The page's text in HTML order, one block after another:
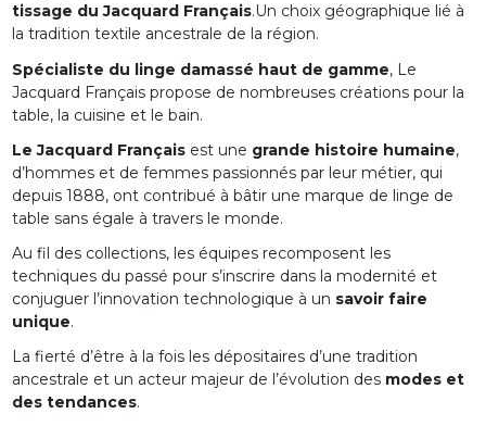
tissage du Jacquard Français.Un choix géographique lié à
la tradition textile ancestrale de la région.
Spécialiste du linge damassé haut de gamme, Le
Jacquard Français propose de nombreuses créations pour la
table, la cuisine et le bain.
Le Jacquard Françaisest une grande histoire humaine,
d’hommes et de femmes passionnés par leur métier, qui
depuis 1888, ont contribué à bâtir une marque de linge de
table sans égale à travers le monde.
Au fil des collections, les équipes recomposent les
techniques du passé pour s’inscrire dans la modernité et
conjuguer l’innovation technologique à un savoir faire
unique.
La fierté d’être à la fois les dépositaires d’une tradition
ancestrale et un acteur majeur de l’évolution des modes et
des tendances.